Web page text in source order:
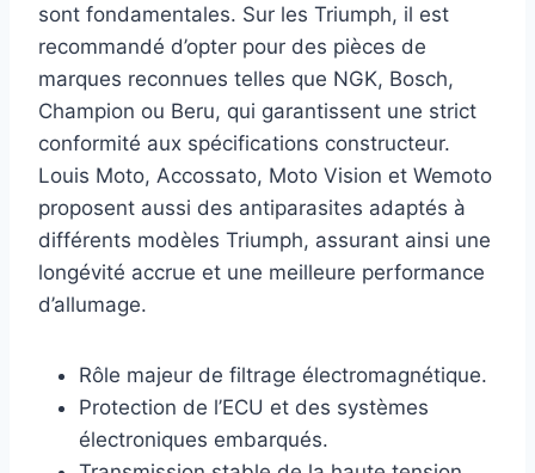
sont fondamentales. Sur les Triumph, il est
recommandé d’opter pour des pièces de
marques reconnues telles que NGK, Bosch,
Champion ou Beru, qui garantissent une strict
conformité aux spécifications constructeur.
Louis Moto, Accossato, Moto Vision et Wemoto
proposent aussi des antiparasites adaptés à
différents modèles Triumph, assurant ainsi une
longévité accrue et une meilleure performance
d’allumage.
Rôle majeur de filtrage électromagnétique.
Protection de l’ECU et des systèmes
électroniques embarqués.